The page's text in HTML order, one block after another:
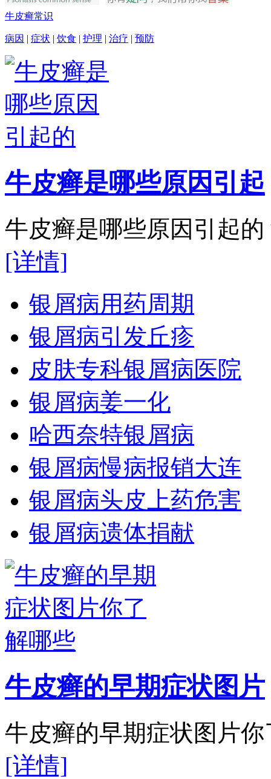
牛皮癣常识
病因 | 症状 | 饮食 | 护理 | 治疗 | 预防
牛皮癣是哪些原因引起
牛皮癣是哪些原因引起
[详情]
银屑病用药周期
银屑病引发丘疹
皮肤专科银屑病医院
银屑病姜一化
哈西奈特银屑病
银屑病慢病报销大连
银屑病头皮上药危害
银屑病遗体捐献
牛皮癣的早期症状图片
牛皮癣的早期症状图片
[详情]